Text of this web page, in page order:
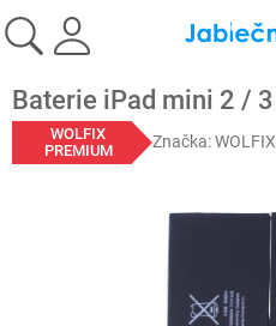
na
obsah
Baterie iPad mini 2 / 3
WOLFIX
PREMIUM
Značka:WOLFIX